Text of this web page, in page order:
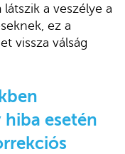
a veszélye a
ez a
vissza válság
hiba esetén